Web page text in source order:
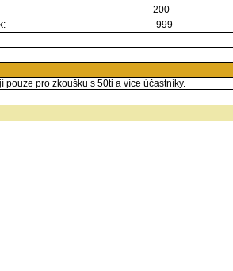
200
-999
pouze pro zkoušku s 50ti a více účastníky.